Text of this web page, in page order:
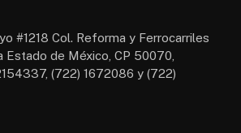
#1218 Col. Reforma y Ferrocarriles
Estado de México, CP 50070,
(722) 1672086 y (722)